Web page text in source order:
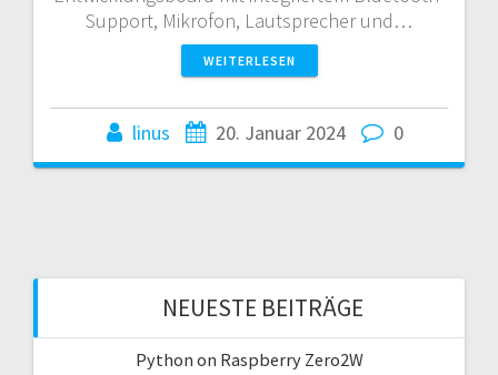
Support, Mikrofon, Lautsprecher und…
WEITERLESEN
linus 20. Januar 2024 0
NEUESTE BEITRÄGE
Python on Raspberry Zero2W